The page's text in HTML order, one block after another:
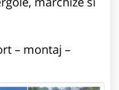
– montaj –